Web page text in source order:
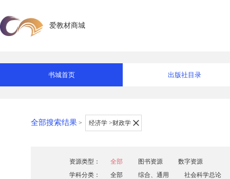
爱教材商城
书城首页 出版社目录
全部搜索结果 > 经济学 >财政学
资源类型： 全部 图书资源
数字资源
学科分类：
全部 综合、通用
社会科学总论